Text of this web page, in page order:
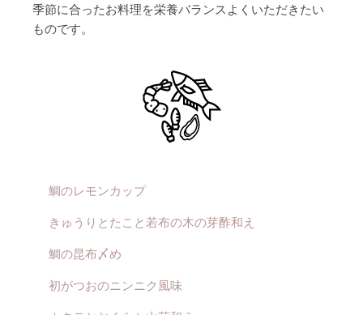
季節に合ったお料理を栄養バランスよくいただきたい
ものです。
鯛のレモンカップ
きゅうりとたこと若布の木の芽酢和え
鯛の昆布〆め
初がつおのニンニク風味